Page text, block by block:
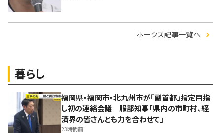
ホークス記事一覧へ
暮らし
福岡県・福岡市・北九州市が「副首都」指定目指
し初の連絡会議 服部知事「県内の市町村、経
済界の皆さんとも力を合わせて」
23時間前